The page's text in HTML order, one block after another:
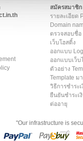
สมัครสมาชิก
รายละเอียด
Domain
ตรวจสอบชื่อ
เว็บโฮสติ้ง
ออกแบบ
ออกแบบเว็บ
ตัวอย่าง
Template ม
วิธีการชำระเ
ยืนยันชำระเ
ต่ออายุ
"Our infrastructure is